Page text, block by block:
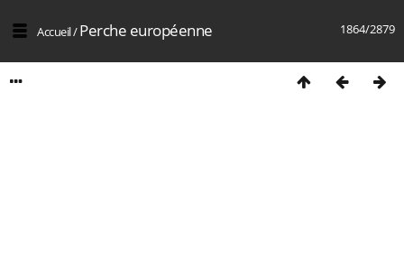
1864/2879
Accueil/Perche européenne